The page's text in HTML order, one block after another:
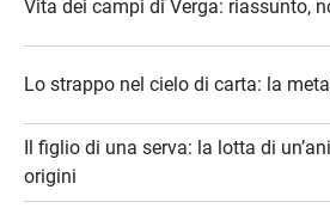
Vita dei campi di Verga: riassunto,
Lo strappo nel cielo di carta: la
Il figlio di una serva: la lotta di
origini